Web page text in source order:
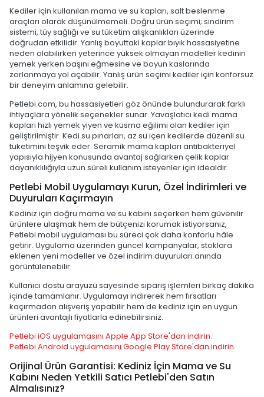
Kediler için kullanılan mama ve su kapları, salt beslenme
araçları olarak düşünülmemeli. Doğru ürün seçimi; sindirim
sistemi, tüy sağlığı ve su tüketim alışkanlıkları üzerinde
doğrudan etkilidir. Yanlış boyuttaki kaplar bıyık hassasiyetine
neden olabilirken yeterince yüksek olmayan modeller kedinin
yemek yerken başını eğmesine ve boyun kaslarında
zorlanmaya yol açabilir. Yanlış ürün seçimi kediler için konforsuz
bir deneyim anlamına gelebilir.
Petlebi.com, bu hassasiyetleri göz önünde bulundurarak farklı
ihtiyaçlara yönelik seçenekler sunar. Yavaşlatıcı kedi mama
kapları hızlı yemek yiyen ve kusma eğilimi olan kediler için
geliştirilmiştir. Kedi su pınarları, az su içen kedilerde düzenli su
tüketimini teşvik eder. Seramik mama kapları antibakteriyel
yapısıyla hijyen konusunda avantaj sağlarken çelik kaplar
dayanıklılığıyla uzun süreli kullanım isteyenler için idealdir.
Petlebi Mobil Uygulamayı Kurun, Özel İndirimleri ve
Duyuruları Kaçırmayın
Kediniz için doğru mama ve su kabını seçerken hem güvenilir
ürünlere ulaşmak hem de bütçenizi korumak istiyorsanız,
Petlebi mobil uygulaması bu süreci çok daha konforlu hâle
getirir. Uygulama üzerinden güncel kampanyalar, stoklara
eklenen yeni modeller ve özel indirim duyuruları anında
görüntülenebilir.
Kullanıcı dostu arayüzü sayesinde sipariş işlemleri birkaç dakika
içinde tamamlanır. Uygulamayı indirerek hem fırsatları
kaçırmadan alışveriş yapabilir hem de kediniz için en uygun
ürünleri avantajlı fiyatlarla edinebilirsiniz.
Petlebi iOS uygulamasını Apple App Store'dan indirin.
Petlebi Android uygulamasını Google Play Store'dan indirin.
Orijinal Ürün Garantisi: Kediniz İçin Mama ve Su
Kabını Neden Yetkili Satıcı Petlebi'den Satın
Almalısınız?